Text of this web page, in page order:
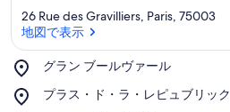
26 Rue des Gravilliers, Paris, 75003
地図で表示
グラン ブールヴァール
Place,
ラ
プラス・ド・ラ・レピュブリック
Place,